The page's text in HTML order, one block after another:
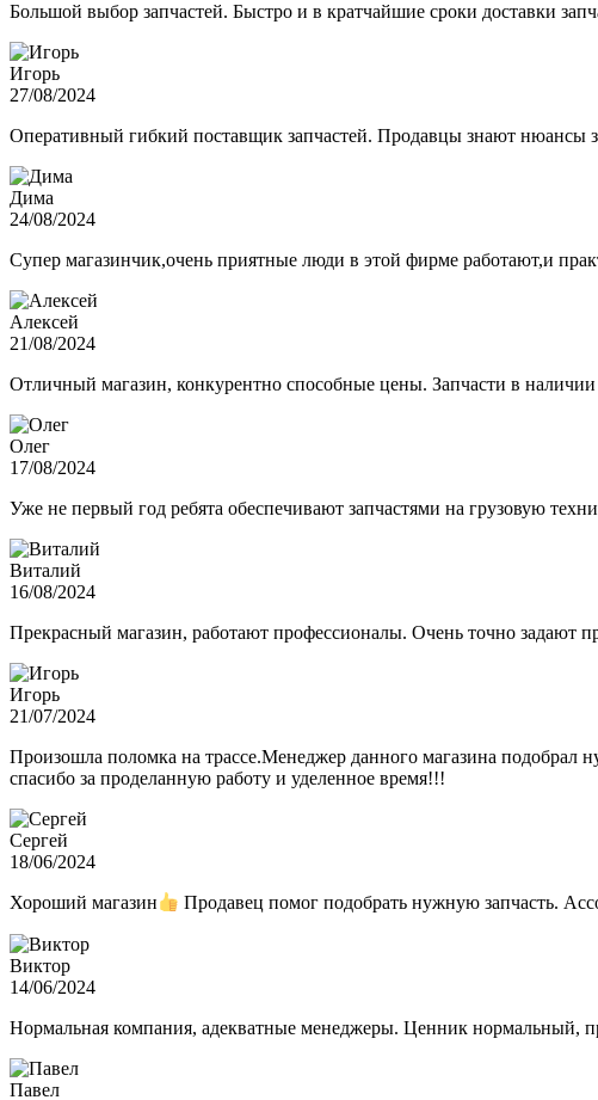
Большой выбор запчастей. Быстро и в кратчайшие сроки доставки
Игорь
27/08/2024
Оперативный гибкий поставщик запчастей. Продавцы знают нюансы
Дима
24/08/2024
Супер магазинчик,очень приятные люди в этой фирме работают,и
Алексей
21/08/2024
Отличный магазин, конкурентно способные цены. Запчасти в
Олег
17/08/2024
Уже не первый год ребята обеспечивают запчастями на грузовую
Виталий
16/08/2024
Прекрасный магазин, работают профессионалы. Очень точно задают
Игорь
21/07/2024
Произошла поломка на трассе.Менеджер данного магазина подобрал
спасибо за проделанную работу и уделенное время!!!
Сергей
18/06/2024
Хороший магазин Продавец помог подобрать нужную запчасть.
Виктор
14/06/2024
Нормальная компания, адекватные менеджеры. Ценник нормальный,
Павел